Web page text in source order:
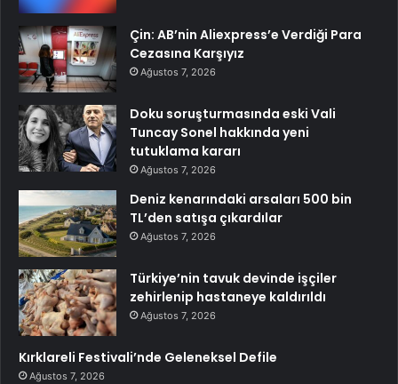
Çin: AB’nin Aliexpress’e Verdiği Para
Cezasına Karşıyız
Ağustos 7, 2026
Doku soruşturmasında eski Vali
Tuncay Sonel hakkında yeni
tutuklama kararı
Ağustos 7, 2026
Deniz kenarındaki arsaları 500 bin
TL’den satışa çıkardılar
Ağustos 7, 2026
Türkiye’nin tavuk devinde işçiler
zehirlenip hastaneye kaldırıldı
Ağustos 7, 2026
Kırklareli Festivali’nde Geleneksel Defile
Ağustos 7, 2026